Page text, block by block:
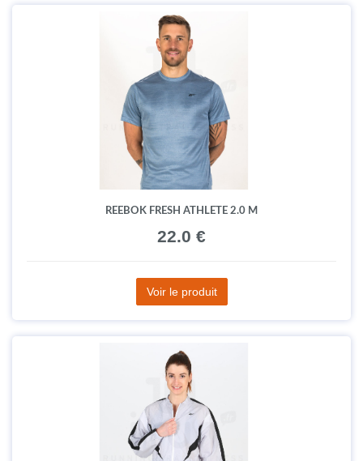
REEBOK FRESH ATHLETE 2.0 M
22.0 €
Voir le produit